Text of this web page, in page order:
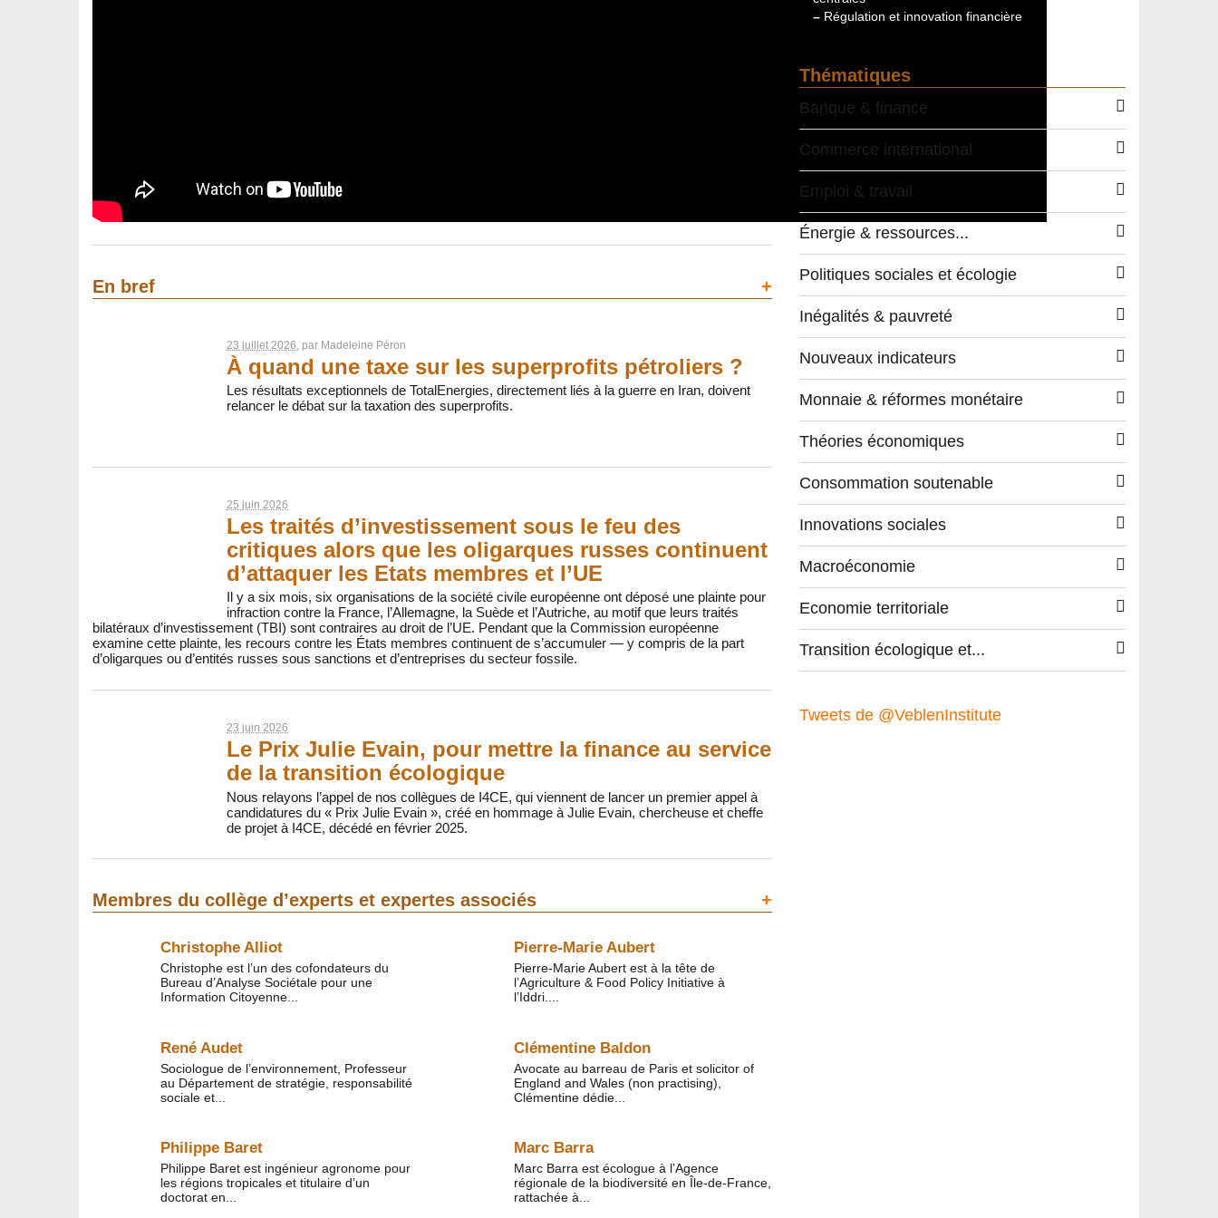
En bref +
23 juillet 2026 , par Madeleine Péron
À quand une taxe sur les superprofits pétroliers ?
Les résultats exceptionnels de TotalEnergies, directement liés à la guerre en Iran, doivent
relancer le débat sur la taxation des superprofits.
25 juin 2026
Les traités d’investissement sous le feu des
critiques alors que les oligarques russes continuent
d’attaquer les Etats membres et l’UE
Il y a six mois, six organisations de la société civile européenne ont déposé une plainte pour
infraction contre la France, l’Allemagne, la Suède et l’Autriche, au motif que leurs traités
bilatéraux d’investissement (TBI) sont contraires au droit de l’UE. Pendant que la Commission européenne
examine cette plainte, les recours contre les États membres continuent de s’accumuler — y compris de la part
d’oligarques ou d’entités russes sous sanctions et d’entreprises du secteur fossile.
23 juin 2026
Le Prix Julie Evain, pour mettre la finance au service
de la transition écologique
Nous relayons l’appel de nos collègues de I4CE, qui viennent de lancer un premier appel à
candidatures du « Prix Julie Evain », créé en hommage à Julie Evain, chercheuse et cheffe
de projet à I4CE, décédé en février 2025.
Membres du collège d’experts et expertes associés +
Christophe Alliot
Christophe est l’un des cofondateurs du
Bureau d’Analyse Sociétale pour une
Information Citoyenne...
Pierre-Marie Aubert
Pierre-Marie Aubert est à la tête de
l’Agriculture & Food Policy Initiative à
l’Iddri....
René Audet
Sociologue de l’environnement, Professeur
au Département de stratégie, responsabilité
sociale et...
Clémentine Baldon
Avocate au barreau de Paris et solicitor of
England and Wales (non practising),
Clémentine dédie...
Philippe Baret
Philippe Baret est ingénieur agronome pour
les régions tropicales et titulaire d’un
doctorat en...
Marc Barra
Marc Barra est écologue à l’Agence
régionale de la biodiversité en Île-de-France,
rattachée à...
– Régulation et innovation financière
Thématiques
Banque & finance
Commerce international
Emploi & travail
Énergie & ressources...
Politiques sociales et écologie
Inégalités & pauvreté
Nouveaux indicateurs
Monnaie & réformes monétaire
Théories économiques
Consommation soutenable
Innovations sociales
Macroéconomie
Economie territoriale
Transition écologique et...
Tweets de @VeblenInstitute